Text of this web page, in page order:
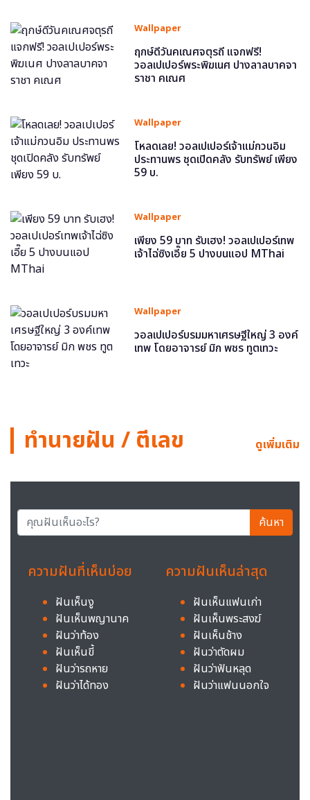
Wallpaper
ฤกษ์ดีวันคเณศจตุรถี แจกฟรี!
วอลเปเปอร์พระพิฆเนศ ปางลาลบาคจา
ราชา คเณศ
Wallpaper
โหลดเลย! วอลเปเปอร์เจ้าแม่กวนอิม
ประทานพร ชุดเปิดคลัง รับทรัพย์ เพียง
59 บ.
Wallpaper
เพียง 59 บาท รับเฮง! วอลเปเปอร์เทพ
เจ้าไฉ่ซิงเอี๊ย 5 ปางบนแอป MThai
Wallpaper
วอลเปเปอร์บรมมหาเศรษฐีใหญ่ 3 องค์
เทพ โดยอาจารย์ มิก พชร ทูตเทวะ
ทำนายฝัน / ตีเลข ดูเพิ่มเติม
ค้นหา
ความฝันที่เห็นบ่อย
ฝันเห็นงู
ฝันเห็นพญานาค
ฝันว่าท้อง
ฝันเห็นขี้
ฝันว่ารถหาย
ฝันว่าได้ทอง
ความฝันเห็นล่าสุด
ฝันเห็นแฟนเก่า
ฝันเห็นพระสงฆ์
ฝันเห็นช้าง
ฝันว่าตัดผม
ฝันว่าฟันหลุด
ฝันว่าแฟนนอกใจ